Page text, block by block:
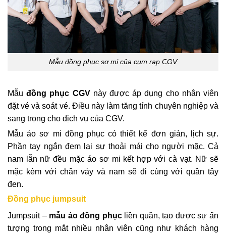
Mẫu đồng phục sơ mi của cụm rạp CGV
Mẫuđồng phục CGVnày được áp dụng cho nhân viên
đặt vé và soát vé. Điều này làm tăng tính chuyên nghiệp và
sang trọng cho dịch vụ của CGV.
Mẫu áo sơ mi đồng phục có thiết kế đơn giản, lịch sự.
Phần tay ngắn đem lại sự thoải mái cho người mặc. Cả
nam lẫn nữ đều mặc áo sơ mi kết hợp với cà vạt. Nữ sẽ
mặc kèm với chân váy và nam sẽ đi cùng với quần tây
đen.
Đồng phục jumpsuit
Jumpsuit – mẫu áo đồng phụcliền quần, tạo được sự ấn
tượng trong mắt nhiều nhân viên cũng như khách hàng